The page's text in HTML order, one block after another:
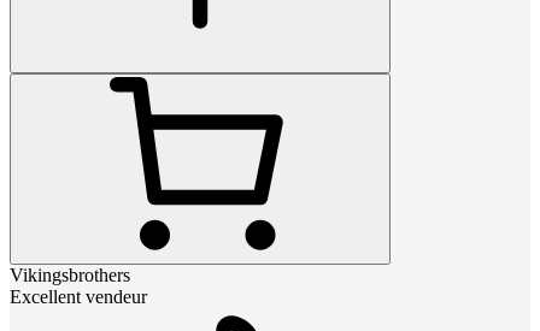
Vikingsbrothers
Excellent vendeur